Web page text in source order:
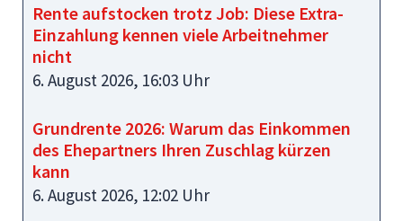
Rente aufstocken trotz Job: Diese Extra-
Einzahlung kennen viele Arbeitnehmer
nicht
6. August 2026, 16:03 Uhr
Grundrente 2026: Warum das Einkommen
des Ehepartners Ihren Zuschlag kürzen
kann
6. August 2026, 12:02 Uhr